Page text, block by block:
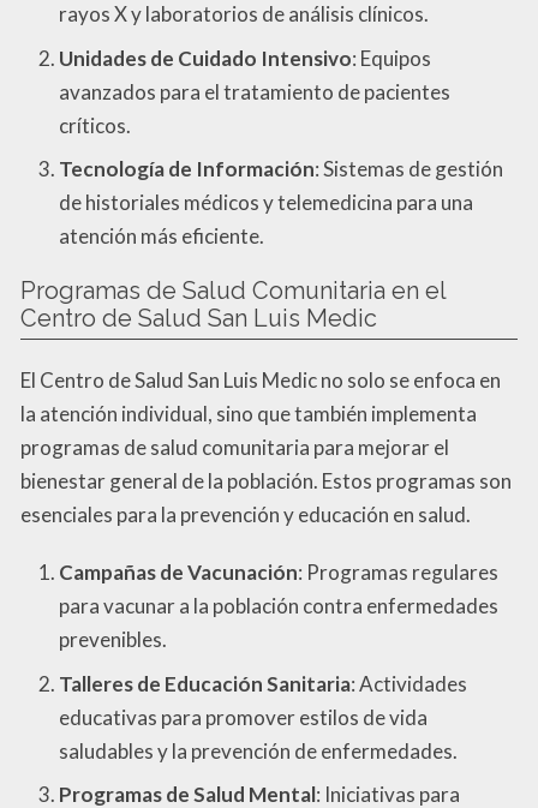
rayos X y laboratorios de análisis clínicos.
Unidades de Cuidado Intensivo: Equipos
avanzados para el tratamiento de pacientes
críticos.
Tecnología de Información: Sistemas de gestión
de historiales médicos y telemedicina para una
atención más eficiente.
Programas de Salud Comunitaria en el
Centro de Salud San Luis Medic
El Centro de Salud San Luis Medic no solo se enfoca en
la atención individual, sino que también implementa
programas de salud comunitaria para mejorar el
bienestar general de la población. Estos programas son
esenciales para la prevención y educación en salud.
Campañas de Vacunación: Programas regulares
para vacunar a la población contra enfermedades
prevenibles.
Talleres de Educación Sanitaria: Actividades
educativas para promover estilos de vida
saludables y la prevención de enfermedades.
Programas de Salud Mental: Iniciativas para